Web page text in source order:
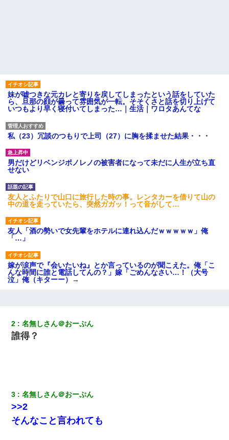
妹が嘘つきな元カレと寄りを戻してしまったという話をしていた
ら、旦那の顔が曇って雰囲気が一転。そそくさと話を切り上げて
いつもより早く寝付いてしまった…｜生活｜ワロタあんてな
私（23）冗談のつもりで上司（27）に胸を揉ませた結果・・・
男だけどリベンジポノレノの被害者になって未だに人生が立ち直
せない
友人とふたりで山口に旅行した時の事。レンタカーを借りて山の
中の道を走っていたら、突然ガガッ！って音がして…
友人「酒の勢いで女先輩をホテルに連れ込んだｗｗｗｗｗ」俺
「…」
嫁が涙声で『会いたいね』とか言っているのが聞こえた。俺「こ
んな時間に誰と電話してんの？」嫁「ごめんなさい…！（大号
泣」俺（キターー）→
【復讐】義兄嫁「生活費、足りない分を貸してほしい」私「貸す
何年か前に妹は離婚している。当時生まれた姪が義弟の子じゃな
かったため妹有責での離婚になり…
2 名無しさん＠おーぷん
誰得？
3 名無しさん＠おーぷん
>>2
そんなこと言われても